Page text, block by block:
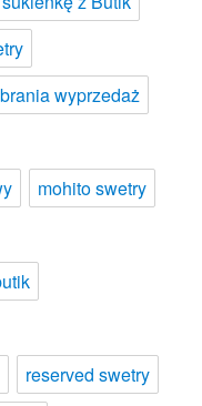
wyprzedaż
mohito swetry
reserved swetry